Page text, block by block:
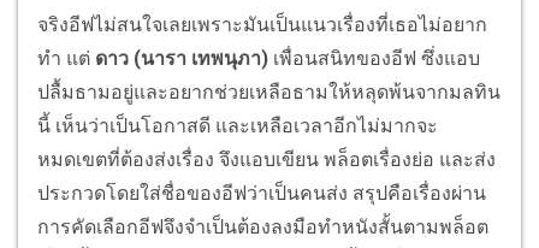
จริงอีฟไม่สนใจเลยเพราะมันเป็นแนวเรื่องที่เธอไม่อยาก
ทำ แต่ ดาว (นารา เทพนุภา) เพื่อนสนิทของอีฟ ซึ่งแอบ
ปลื้มธามอยู่และอยากช่วยเหลือธามให้หลุดพ้นจากมลทิน
นี้ เห็นว่าเป็นโอกาสดี และเหลือเวลาอีกไม่มากจะ
หมดเขตที่ต้องส่งเรื่อง จึงแอบเขียน พล็อตเรื่องย่อ และส่ง
ประกวดโดยใส่ชื่อของอีฟว่าเป็นคนส่ง สรุปคือเรื่องผ่าน
การคัดเลือกอีฟจึงจำเป็นต้องลงมือทำหนังสั้นตามพล็อต